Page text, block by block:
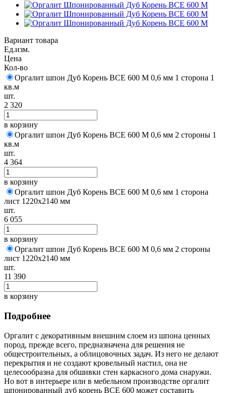
Вариант товара
Ед.изм.
Цена
Кол-во
Оргалит шпон Дуб Корень BCE 600 M 0,6 мм 1 сторона 1
кв.м
шт.
2 320
в корзину
Оргалит шпон Дуб Корень BCE 600 M 0,6 мм 2 стороны 1
кв.м
шт.
4 364
в корзину
Оргалит шпон Дуб Корень BCE 600 M 0,6 мм 1 сторона
лист 1220х2140 мм
шт.
6 055
в корзину
Оргалит шпон Дуб Корень BCE 600 M 0,6 мм 2 стороны
лист 1220х2140 мм
шт.
11 390
в корзину
Подробнее
Оргалит с декоративным внешним слоем из шпона ценных
пород, прежде всего, предназначена для решения не
общестроительных, а облицовочных задач. Из него не делают
перекрытия и не создают кровельный настил, она не
целесообразна для обшивки стен каркасного дома снаружи.
Но вот в интерьере или в мебельном производстве оргалит
шпонированный дуб корень ВСЕ 600 может составить